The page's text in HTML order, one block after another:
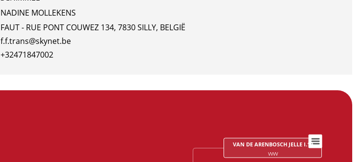
NADINE MOLLEKENS
FAUT - RUE PONT COUWEZ 134, 7830 SILLY, BELGIË
f.f.trans@skynet.be
+32471847002
VAN DE ARENBOSCH JELLE I.19
VVVV